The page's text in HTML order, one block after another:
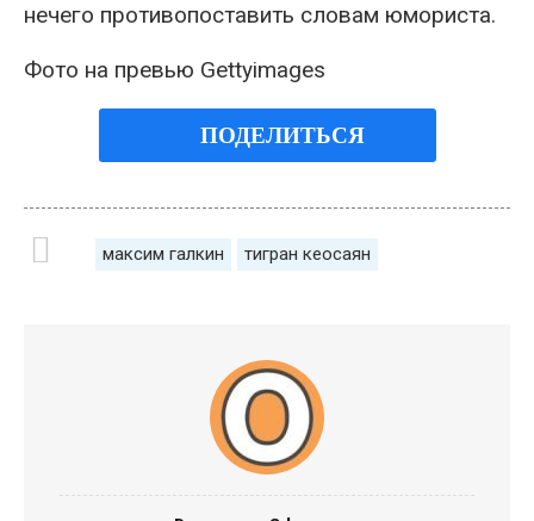
нечего противопоставить словам юмориста.
Фото на превью Gettyimages
ПОДЕЛИТЬСЯ
максим галкин тигран кеосаян